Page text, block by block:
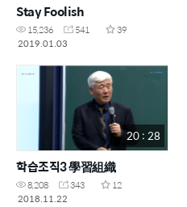
Stay Foolish
15,236 541
39
2019.01.03
20 : 28
학습조직3 學習組織
8,208 343
12
2018.11.22